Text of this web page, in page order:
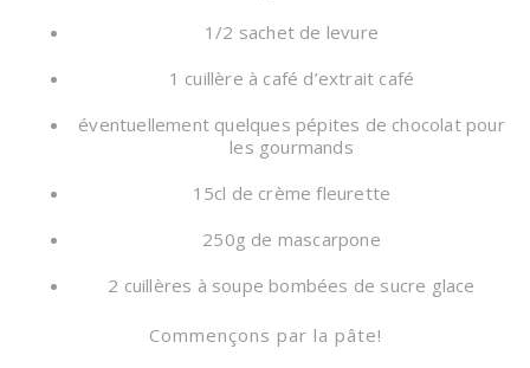
1/2 sachet de levure
1 cuillère à café d’extrait café
éventuellement quelques pépites de chocolat pour
les gourmands
15cl de crème fleurette
250g de mascarpone
2 cuillères à soupe bombées de sucre glace
Commençons par la pâte!